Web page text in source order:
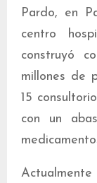
Pardo, en
centro
construyó
millones de
15
con un